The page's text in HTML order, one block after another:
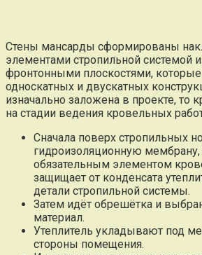
Стены мансарды сформированы
элементами стропильной системой
фронтонными плоскостями, которые
односкатных и двускатных
изначально заложена в проекте, то
на стадии ведения кровельных
Сначала поверх стропильных
гидроизоляционную мембрану,
обязательным элементом
защищает от конденсата
детали стропильной системы.
Затем идёт обрешётка и
материал.
Утеплитель укладывают под
стороны помещения.